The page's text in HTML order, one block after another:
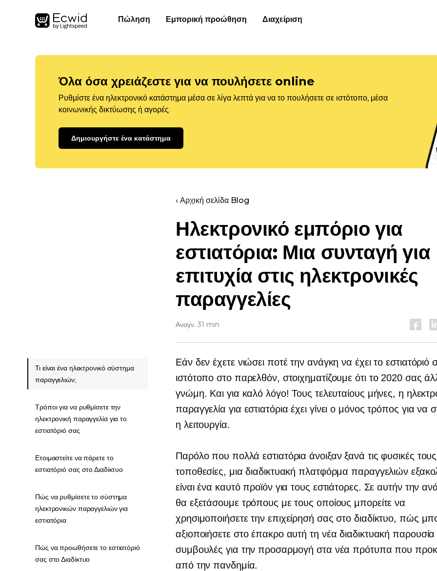
Πώληση Εμπορική προώθηση Διαχείριση
Όλα όσα χρειάζεστε για να πουλήσετε online
Ρυθμίστε ένα ηλεκτρονικό κατάστημα μέσα σε λίγα λεπτά για να το πουλήσετε σε ιστότοπο, μέσα
κοινωνικής δικτύωσης ή αγορές.
Δημιουργήστε ένα κατάστημα
‹ Αρχική σελίδα Blog
Ηλεκτρονικό εμπόριο για
εστιατόρια: Μια συνταγή για
επιτυχία στις ηλεκτρονικές
παραγγελίες
Αναγν. 31 min
Εάν δεν έχετε νιώσει ποτέ την ανάγκη να έχει το εστιατόριό
ιστότοπο στο παρελθόν, στοιχηματίζουμε ότι το 2020 σας
γνώμη. Και για καλό λόγο! Τους τελευταίους μήνες, η
παραγγελία για εστιατόρια έχει γίνει ο μόνος τρόπος για να
η λειτουργία.
Παρόλο που πολλά εστιατόρια άνοιξαν ξανά τις φυσικές τους
τοποθεσίες, μια διαδικτυακή πλατφόρμα παραγγελιών
είναι ένα καυτό προϊόν για τους εστιάτορες. Σε αυτήν την
θα εξετάσουμε τρόπους με τους οποίους μπορείτε να
χρησιμοποιήσετε την επιχείρησή σας στο διαδίκτυο, πώς
αξιοποιήσετε στο έπακρο αυτή τη νέα διαδικτυακή παρουσία
συμβουλές για την προσαρμογή στα νέα πρότυπα που
από την πανδημία.
Τι είναι ένα ηλεκτρονικό σύστημα
παραγγελιών;
Τρόποι για να ρυθμίσετε την
ηλεκτρονική παραγγελία για το
εστιατόριό σας
Ετοιμαστείτε να πάρετε το
εστιατόριό σας στο Διαδίκτυο
Πώς να ρυθμίσετε το σύστημα
ηλεκτρονικών παραγγελιών για
εστιατόρια
Πώς να προωθήσετε το εστιατόριό
σας στο Διαδίκτυο